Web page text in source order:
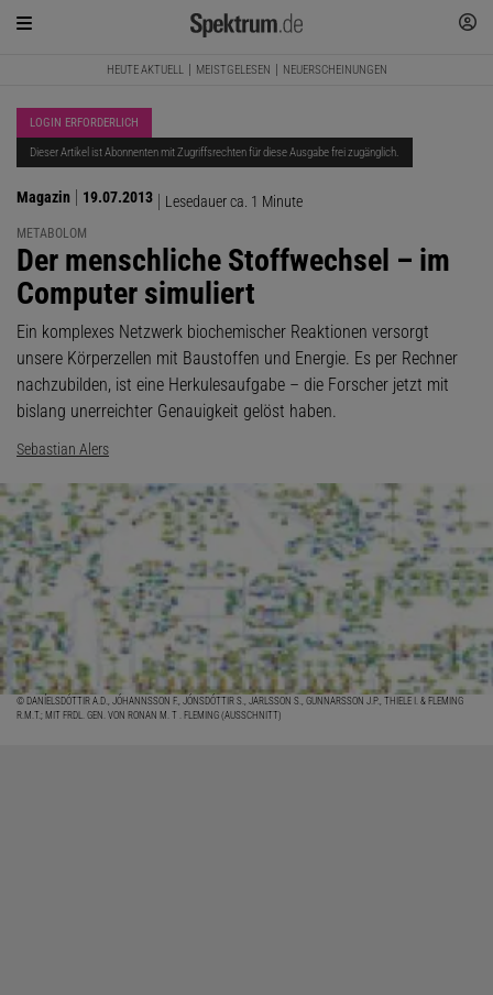
HEUTE AKTUELL MEISTGELESEN NEUERSCHEINUNGEN
LOGIN ERFORDERLICH
Dieser Artikel ist Abonnenten mit Zugriffsrechten für diese Ausgabe frei zugänglich.
Magazin 19.07.2013 Lesedauer ca. 1 Minute
METABOLOM
:
Der menschliche Stoffwechsel – im
Computer simuliert
Ein komplexes Netzwerk biochemischer Reaktionen versorgt
unsere Körperzellen mit Baustoffen und Energie. Es per Rechner
nachzubilden, ist eine Herkulesaufgabe – die Forscher jetzt mit
bislang unerreichter Genauigkeit gelöst haben.
Sebastian Alers
© DANÍELSDÓTTIR A.D., JÓHANNSSON F., JÓNSDÓTTIR S., JARLSSON S., GUNNARSSON J.P., THIELE I. & FLEMING
R.M.T.; MIT FRDL. GEN. VON RONAN M. T . FLEMING (AUSSCHNITT)